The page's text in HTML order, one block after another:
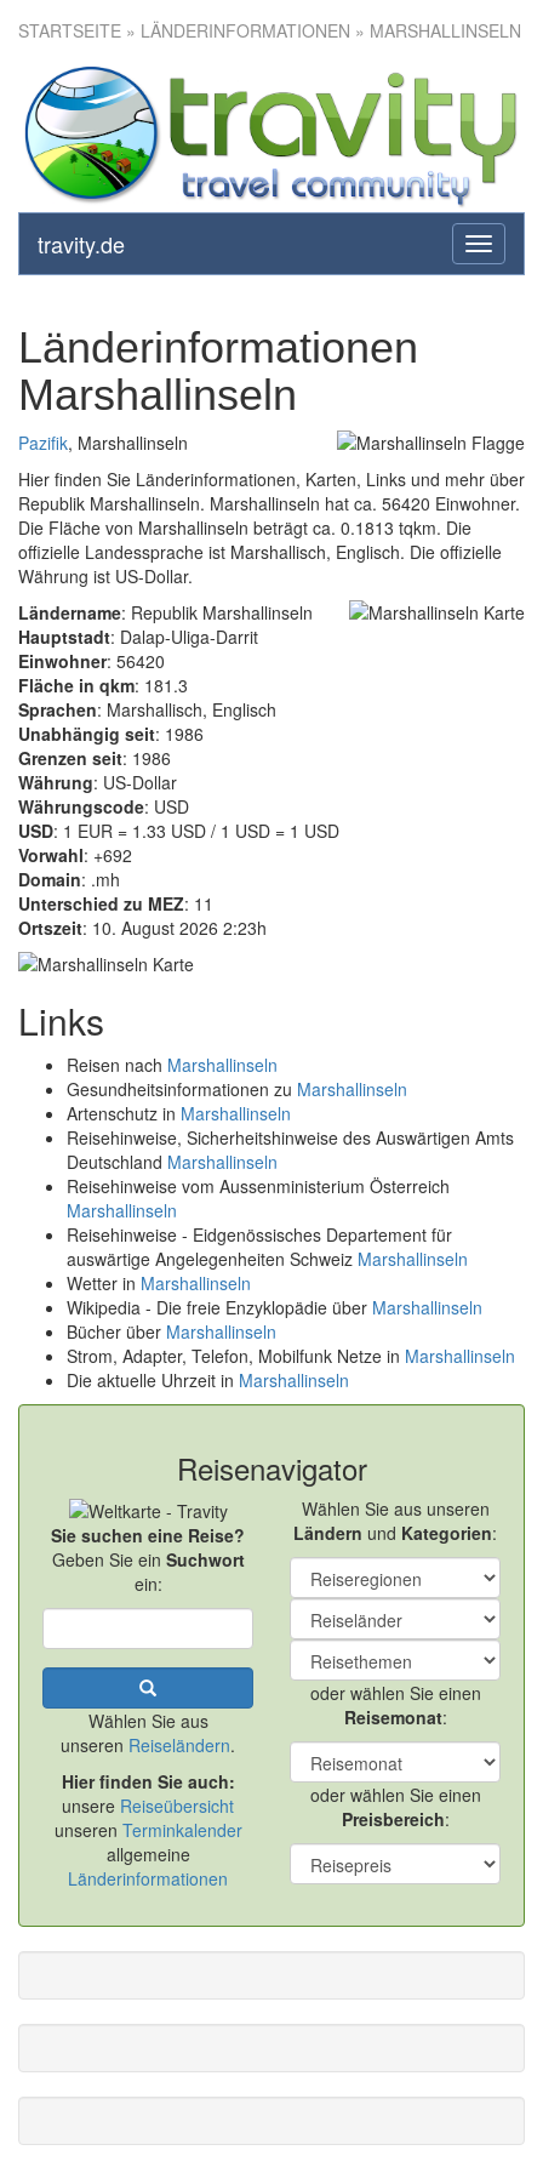
STARTSEITE » LÄNDERINFORMATIONEN » MARSHALLINSELN
toggle
travity.de
Länderinformationen
Marshallinseln
Pazifik, Marshallinseln
Hier finden Sie Länderinformationen, Karten, Links und mehr über
Republik Marshallinseln. Marshallinseln hat ca. 56420 Einwohner.
Die Fläche von Marshallinseln beträgt ca. 0.1813 tqkm. Die
offizielle Landessprache ist Marshallisch, Englisch. Die offizielle
Währung ist US-Dollar.
Ländername: Republik Marshallinseln
Hauptstadt: Dalap-Uliga-Darrit
Einwohner: 56420
Fläche in qkm: 181.3
Sprachen: Marshallisch, Englisch
Unabhängig seit: 1986
Grenzen seit: 1986
Währung: US-Dollar
Währungscode: USD
USD: 1 EUR = 1.33 USD / 1 USD = 1 USD
Vorwahl: +692
Domain: .mh
Unterschied zu MEZ: 11
Ortszeit: 10. August 2026 2:23h
Links
Reisen nach Marshallinseln
Gesundheitsinformationen zu Marshallinseln
Artenschutz in Marshallinseln
Reisehinweise, Sicherheitshinweise des Auswärtigen Amts
Deutschland Marshallinseln
Reisehinweise vom Aussenministerium Österreich
Marshallinseln
Reisehinweise - Eidgenössisches Departement für
auswärtige Angelegenheiten Schweiz Marshallinseln
Wetter in Marshallinseln
Wikipedia - Die freie Enzyklopädie über Marshallinseln
Bücher über Marshallinseln
Strom, Adapter, Telefon, Mobilfunk Netze in Marshallinseln
Die aktuelle Uhrzeit in Marshallinseln
Reisenavigator
Sie suchen eine Reise?
Geben Sie ein Suchwort
ein:
Wählen Sie aus
unseren Reiseländern.
Hier finden Sie auch:
unsere Reiseübersicht
unseren Terminkalender
allgemeine
Länderinformationen
Wählen Sie aus unseren
Ländern und Kategorien:
oder wählen Sie einen
Reisemonat:
oder wählen Sie einen
Preisbereich: